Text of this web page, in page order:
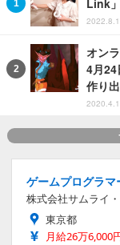
Link
オン
4月24
作り
ゲームプログラマ
株式会社サムライ
東京都
月給26万6,000